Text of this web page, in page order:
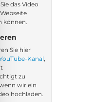
das Video
können.
Sie hier
Kanal,
zu
wir ein
hochladen.